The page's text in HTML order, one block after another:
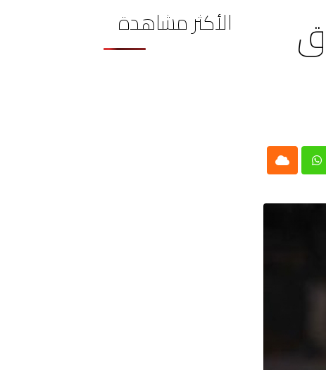
Whatsapp
Cloud
الأكثر مشاهدة